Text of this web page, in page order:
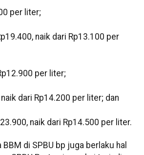
per liter;
naik dari Rp13.100 per
per liter;
dari Rp14.200 per liter; dan
naik dari Rp14.500 per liter.
BBM di SPBU bp juga berlaku hal